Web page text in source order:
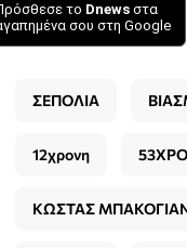
το Dnews στα
σου στη Google
ΣΕΠΟΛΙΑ
12χρονη
ΚΩΣΤΑΣ